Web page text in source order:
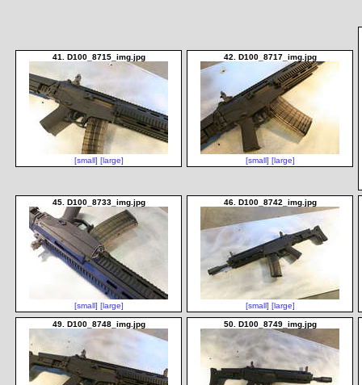
41. D100_8715_img.jpg
[small] [large]
42. D100_8717_img.jpg
[small] [large]
45. D100_8733_img.jpg
[small] [large]
46. D100_8742_img.jpg
[small] [large]
49. D100_8748_img.jpg 50. D100_8749_img.jpg